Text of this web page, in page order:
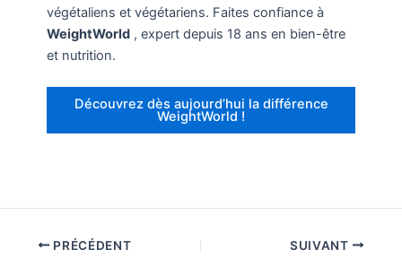
végétaliens et végétariens. Faites confiance à
WeightWorld, expert depuis 18 ans en bien-être
et nutrition.
Découvrez dès aujourd’hui la différence
WeightWorld !
PRÉCÉDENT SUIVANT